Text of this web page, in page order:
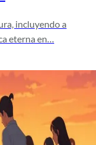
incluyendo a
eterna en…